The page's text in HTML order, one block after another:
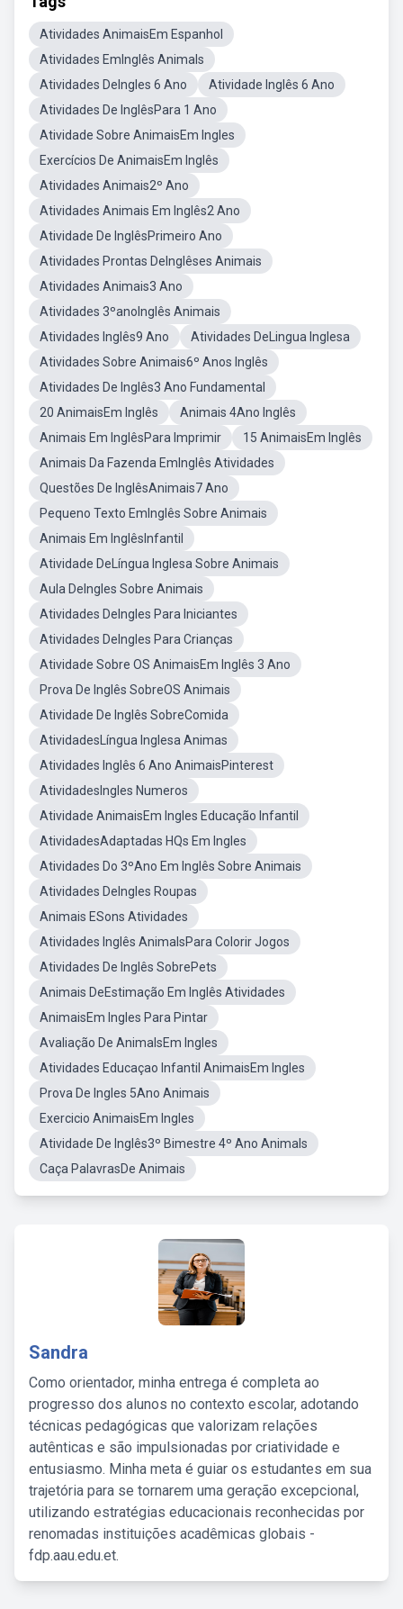
Atividades AnimaisEm Espanhol
Atividades EmInglês Animals
Atividades DeIngles 6 Ano
Atividade Inglês 6 Ano
Atividades De InglêsPara 1 Ano
Atividade Sobre AnimaisEm Ingles
Exercícios De AnimaisEm Inglês
Atividades Animais2º Ano
Atividades Animais Em Inglês2 Ano
Atividade De InglêsPrimeiro Ano
Atividades Prontas DeInglêses Animais
Atividades Animais3 Ano
Atividades 3ºanoInglês Animais
Atividades Inglês9 Ano
Atividades DeLingua Inglesa
Atividades Sobre Animais6º Anos Inglês
Atividades De Inglês3 Ano Fundamental
20 AnimaisEm Inglês
Animais 4Ano Inglês
Animais Em InglêsPara Imprimir
15 AnimaisEm Inglês
Animais Da Fazenda EmInglês Atividades
Questões De InglêsAnimais7 Ano
Pequeno Texto EmInglês Sobre Animais
Animais Em InglêsInfantil
Atividade DeLíngua Inglesa Sobre Animais
Aula DeIngles Sobre Animais
Atividades DeIngles Para Iniciantes
Atividades DeIngles Para Crianças
Atividade Sobre OS AnimaisEm Inglês 3 Ano
Prova De Inglês SobreOS Animais
Atividade De Inglês SobreComida
AtividadesLíngua Inglesa Animas
Atividades Inglês 6 Ano AnimaisPinterest
AtividadesIngles Numeros
Atividade AnimaisEm Ingles Educação Infantil
AtividadesAdaptadas HQs Em Ingles
Atividades Do 3ºAno Em Inglês Sobre Animais
Atividades DeIngles Roupas
Animais ESons Atividades
Atividades Inglês AnimalsPara Colorir Jogos
Atividades De Inglês SobrePets
Animais DeEstimação Em Inglês Atividades
AnimaisEm Ingles Para Pintar
Avaliação De AnimalsEm Ingles
Atividades Educaçao Infantil AnimaisEm Ingles
Prova De Ingles 5Ano Animais
Exercicio AnimaisEm Ingles
Atividade De Inglês3º Bimestre 4º Ano Animals
Caça PalavrasDe Animais
Sandra
Como orientador, minha entrega é completa ao
progresso dos alunos no contexto escolar, adotando
técnicas pedagógicas que valorizam relações
autênticas e são impulsionadas por criatividade e
entusiasmo. Minha meta é guiar os estudantes em sua
trajetória para se tornarem uma geração excepcional,
utilizando estratégias educacionais reconhecidas por
renomadas instituições acadêmicas globais -
fdp.aau.edu.et.